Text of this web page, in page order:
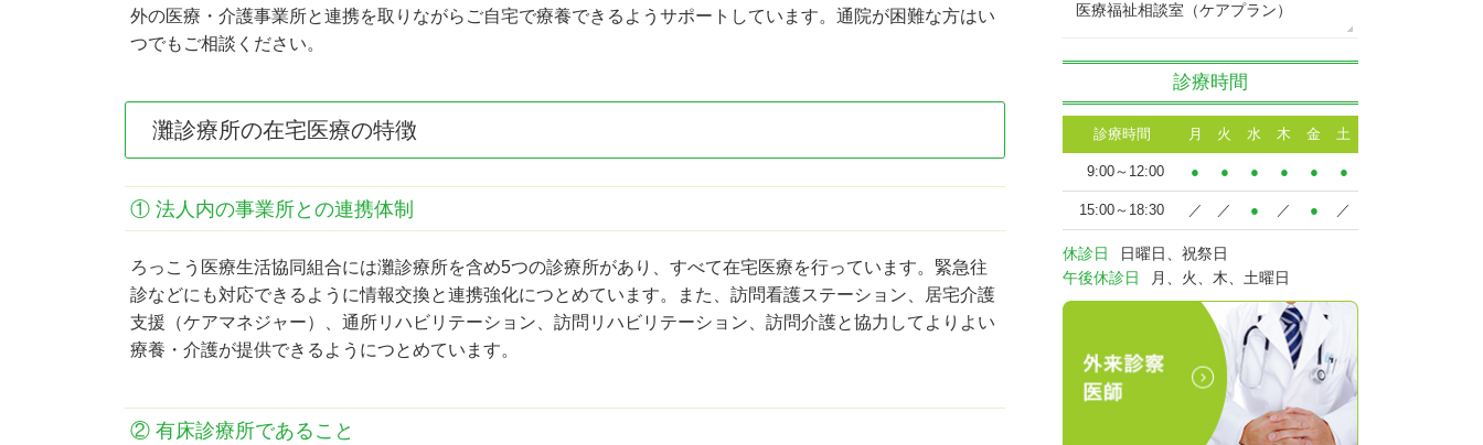
外の医療・介護事業所と連携を取りながらご自宅で療養できるようサポートしています。通院が困難な方はい
つでもご相談ください。
灘診療所の在宅医療の特徴
① 法人内の事業所との連携体制
ろっこう医療生活協同組合には灘診療所を含め5つの診療所があり、すべて在宅医療を行っています。緊急往
診などにも対応できるように情報交換と連携強化につとめています。また、訪問看護ステーション、居宅介護
支援（ケアマネジャー）、通所リハビリテーション、訪問リハビリテーション、訪問介護と協力してよりよい
療養・介護が提供できるようにつとめています。
② 有床診療所であること
医療福祉相談室（ケアプラン）
診療時間
診療時間 月 火 水 木 金 土
9:00～12:00 ● ● ● ● ● ●
15:00～18:30 ／ ／ ● ／ ● ／
休診日
日曜日、祝祭日
午後休診日
月、火、木、土曜日